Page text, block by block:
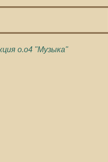
о.о4 "Музыка"